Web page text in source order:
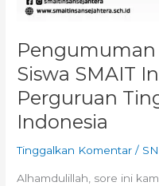
Pengumuman
Siswa SMAIT
Perguruan
Indonesia
Tinggalkan Komentar /
Alhamdulillah, sore ini